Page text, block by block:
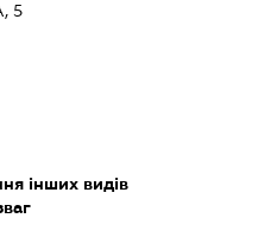
5
інших видів